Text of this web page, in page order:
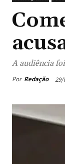
A audiência
Por Redação 29/